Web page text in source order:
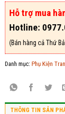
Hỗ trợ mua
Hotline:
(Bán hàng cả Thứ
Danh mục: Phụ Kiện
THÔNG TIN SẢN